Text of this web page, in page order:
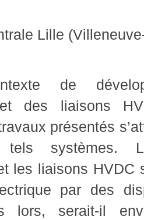
Lille
de
et des liaisons
présentés
systèmes.
les liaisons HVDC
par des
lors, serait-il